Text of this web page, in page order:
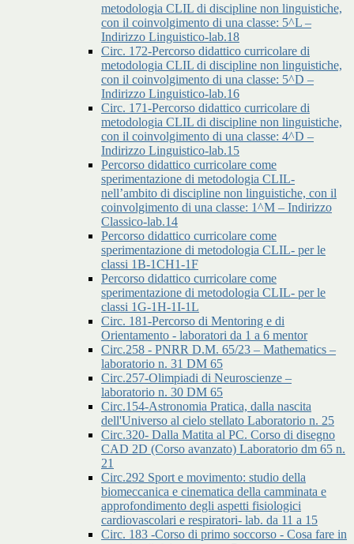
metodologia CLIL di discipline non linguistiche,
con il coinvolgimento di una classe: 5^L –
Indirizzo Linguistico-lab.18
Circ. 172-Percorso didattico curricolare di
metodologia CLIL di discipline non linguistiche,
con il coinvolgimento di una classe: 5^D –
Indirizzo Linguistico-lab.16
Circ. 171-Percorso didattico curricolare di
metodologia CLIL di discipline non linguistiche,
con il coinvolgimento di una classe: 4^D –
Indirizzo Linguistico-lab.15
Percorso didattico curricolare come
sperimentazione di metodologia CLIL-
nell’ambito di discipline non linguistiche, con il
coinvolgimento di una classe: 1^M – Indirizzo
Classico-lab.14
Percorso didattico curricolare come
sperimentazione di metodologia CLIL- per le
classi 1B-1CH1-1F
Percorso didattico curricolare come
sperimentazione di metodologia CLIL- per le
classi 1G-1H-1I-1L
Circ. 181-Percorso di Mentoring e di
Orientamento - laboratori da 1 a 6 mentor
Circ.258 - PNRR D.M. 65/23 – Mathematics –
laboratorio n. 31 DM 65
Circ.257-Olimpiadi di Neuroscienze –
laboratorio n. 30 DM 65
Circ.154-Astronomia Pratica, dalla nascita
dell'Universo al cielo stellato Laboratorio n. 25
Circ.320- Dalla Matita al PC. Corso di disegno
CAD 2D (Corso avanzato) Laboratorio dm 65 n.
21
Circ.292 Sport e movimento: studio della
biomeccanica e cinematica della camminata e
approfondimento degli aspetti fisiologici
cardiovascolari e respiratori- lab. da 11 a 15
Circ. 183 -Corso di primo soccorso - Cosa fare in